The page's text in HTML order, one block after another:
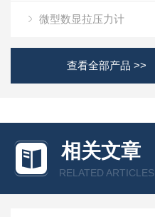
微型数显拉压力计
查看全部产品 >>
相关文章
RELATED ARTICLES